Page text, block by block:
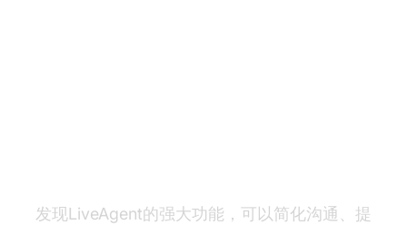
发现LiveAgent的强大功能，可以简化沟通、提